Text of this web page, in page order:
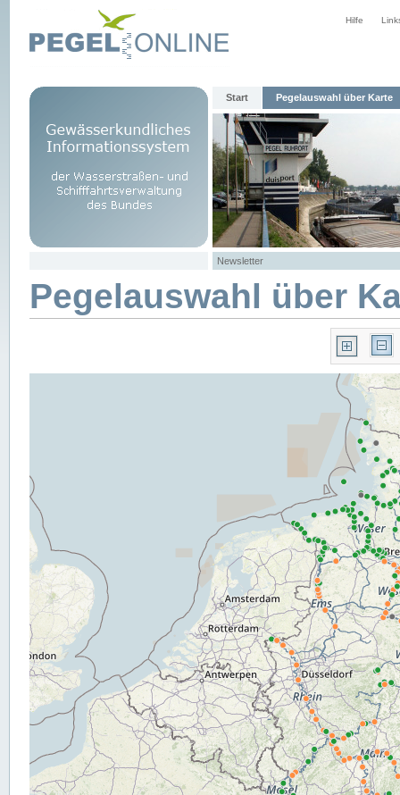
Hilfe
Start Pegelauswahl über Karte
Newsletter
Pegelauswahl über